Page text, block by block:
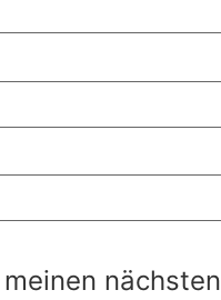
nächsten